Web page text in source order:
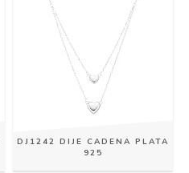
DJ1242 DIJE CADENA PLATA
925